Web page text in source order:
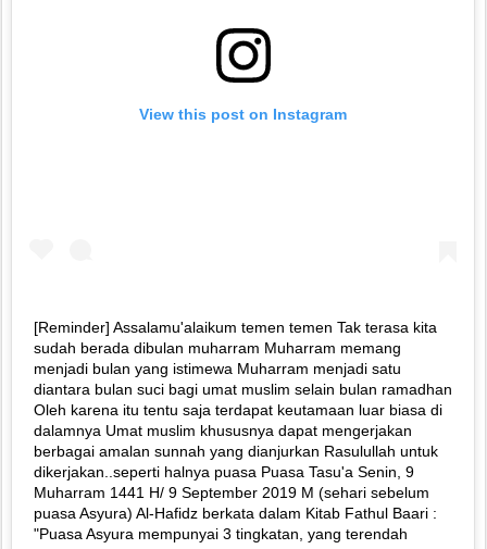
View this post on Instagram
[Reminder] Assalamu'alaikum temen temen Tak terasa kita
sudah berada dibulan muharram Muharram memang
menjadi bulan yang istimewa Muharram menjadi satu
diantara bulan suci bagi umat muslim selain bulan ramadhan
Oleh karena itu tentu saja terdapat keutamaan luar biasa di
dalamnya Umat muslim khususnya dapat mengerjakan
berbagai amalan sunnah yang dianjurkan Rasulullah untuk
dikerjakan..seperti halnya puasa Puasa Tasu'a Senin, 9
Muharram 1441 H/ 9 September 2019 M (sehari sebelum
puasa Asyura) Al-Hafidz berkata dalam Kitab Fathul Baari :
"Puasa Asyura mempunyai 3 tingkatan, yang terendah